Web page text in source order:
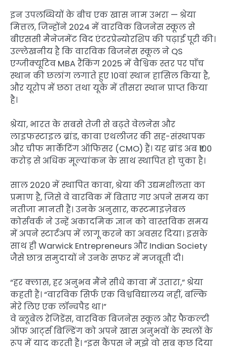
इन उपलब्धियों के बीच एक खास नाम उभरा — श्रेया
मित्तल, जिन्होंने 2024 में वारविक बिजनेस स्कूल से
बीएससी मैनेजमेंट विद एंटरप्रेन्योरशिप की पढ़ाई पूरी की।
उल्लेखनीय है कि वारविक बिजनेस स्कूल ने QS
एग्जीक्यूटिव MBA रैंकिंग 2025 में वैश्विक स्तर पर पाँच
स्थान की छलांग लगाते हुए 10वां स्थान हासिल किया है,
और यूरोप में छठा तथा यूके में तीसरा स्थान प्राप्त किया
है।
श्रेया, भारत के सबसे तेजी से बढ़ते वेलनेस और
लाइफस्टाइल ब्रांड, कावा एथलीजर की सह-संस्थापक
और चीफ मार्केटिंग ऑफिसर (CMO) हैं। यह ब्रांड अब ₹100
करोड़ से अधिक मूल्यांकन के साथ स्थापित हो चुका है।
साल 2020 में स्थापित कावा, श्रेया की उद्यमशीलता का
प्रमाण है, जिसे वे वारविक में बिताए गए अपने समय का
नतीजा मानती हैं। उनके अनुसार, कस्टमाइज़ेबल
कोर्सवर्क ने उन्हें अकादमिक ज्ञान को वास्तविक समय
में अपने स्टार्टअप में लागू करने का अवसर दिया। इसके
साथ ही Warwick Entrepreneurs और Indian Society
जैसे छात्र समुदायों ने उनके सफर में मजबूती दी।
“हर क्लास, हर अनुभव मैंने सीधे कावा में उतारा,” श्रेया
कहती हैं। “वारविक सिर्फ एक विश्वविद्यालय नहीं, बल्कि
मेरे लिए एक लॉन्चपैड था।”
वे ब्लूबेल रेजिडेंस, वारविक बिजनेस स्कूल और फैकल्टी
ऑफ आर्ट्स बिल्डिंग को अपने खास अनुभवों के स्थलों के
रूप में याद करती हैं। “इस कैंपस ने मुझे वो सब कुछ दिया